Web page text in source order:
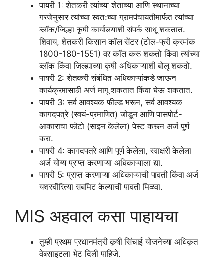
पायरी 1: शेतकरी त्यांच्या शेताच्या आणि स्थानाच्या
गरजेनुसार त्यांच्या स्वत:च्या ग्रामपंचायतीमार्फत त्यांच्या
ब्लॉक/जिल्हा कृषी कार्यालयाशी संपर्क साधू शकतात.
शिवाय, शेतकरी किसान कॉल सेंटर (टोल-फ्री क्रमांक
1800-180-1551) वर कॉल करू शकतो किंवा त्यांच्या
ब्लॉक किंवा जिल्ह्याच्या कृषी अधिकाऱ्याशी बोलू शकतो.
पायरी 2: शेतकरी संबंधित अधिकाऱ्यांकडे जाऊन
कार्यक्रमासाठी अर्ज मागू शकतात किंवा घेऊ शकतात.
पायरी 3: सर्व आवश्यक फील्ड भरून, सर्व आवश्यक
कागदपत्रे (स्वयं-प्रमाणित) जोडून आणि पासपोर्ट-
आकाराचा फोटो (साइन केलेला) पेस्ट करून अर्ज पूर्ण
करा.
पायरी 4: कागदपत्रे आणि पूर्ण केलेला, स्वाक्षरी केलेला
अर्ज योग्य प्राप्त करणाऱ्या अधिकाऱ्याला द्या.
पायरी 5: प्राप्त करणाऱ्या अधिकाऱ्याची पावती किंवा अर्ज
यशस्वीरित्या सबमिट केल्याची पावती मिळवा.
MIS अहवाल कसा पाहायचा
तुम्ही प्रथम प्रधानमंत्री कृषी सिंचाई योजनेच्या अधिकृत
वेबसाइटला भेट दिली पाहिजे.